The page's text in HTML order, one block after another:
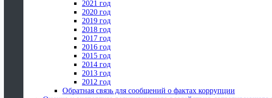
2021 год
2020 год
2019 год
2018 год
2017 год
2016 год
2015 год
2014 год
2013 год
2012 год
Обратная связь для сообщений о фактах коррупции